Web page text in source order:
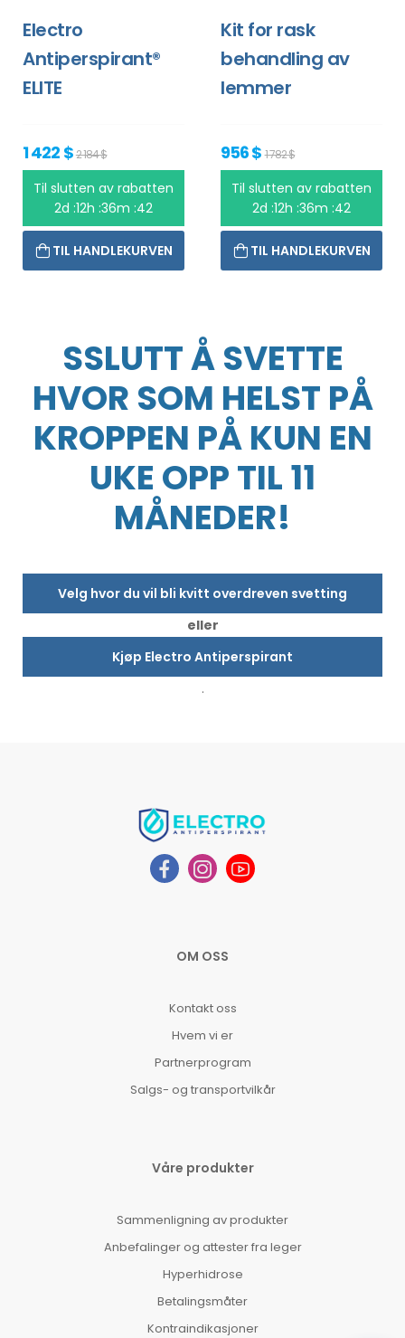
Electro
Antiperspirant®
ELITE
1 422 $2 184 $
Til slutten av rabatten
2d :12h :36m :41
TIL HANDLEKURVEN
Kit for rask
behandling av
lemmer
956 $1 782 $
Til slutten av rabatten
2d :12h :36m :41
TIL HANDLEKURVEN
SSLUTT Å SVETTE
HVOR SOM HELST PÅ
KROPPEN PÅ KUN EN
UKE OPP TIL 11
MÅNEDER!
Velg hvor du vil bli kvitt overdreven svetting
eller
Kjøp Electro Antiperspirant
.
OM OSS
Kontakt oss
Hvem vi er
Partnerprogram
Salgs- og transportvilkår
Våre produkter
Sammenligning av produkter
Anbefalinger og attester fra leger
Hyperhidrose
Betalingsmåter
Kontraindikasjoner